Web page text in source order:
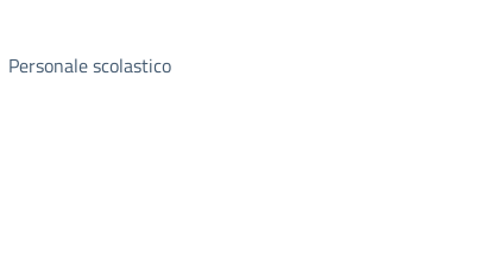
Personale scolastico